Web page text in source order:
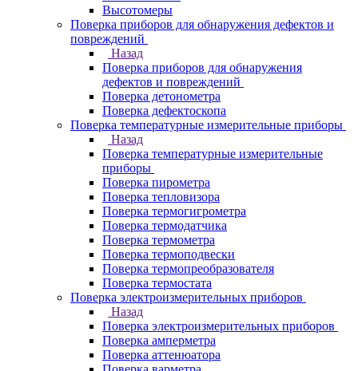
Высотомеры
Поверка приборов для обнаружения дефектов и
повреждений
Назад
Поверка приборов для обнаружения
дефектов и повреждений
Поверка детонометра
Поверка дефектоскопа
Поверка температурные измерительные приборы
Назад
Поверка температурные измерительные
приборы
Поверка пирометра
Поверка тепловизора
Поверка термогигрометра
Поверка термодатчика
Поверка термометра
Поверка термоподвески
Поверка термопреобразователя
Поверка термостата
Поверка электроизмерительных приборов
Назад
Поверка электроизмерительных приборов
Поверка амперметра
Поверка аттенюатора